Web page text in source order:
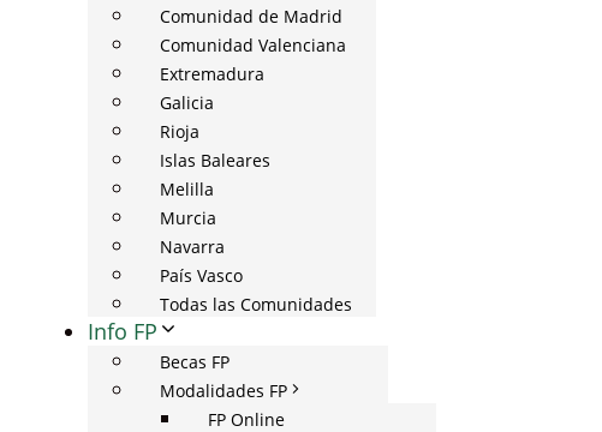
Comunidad de Madrid
Comunidad Valenciana
Extremadura
Galicia
Rioja
Islas Baleares
Melilla
Murcia
Navarra
País Vasco
Todas las Comunidades
Info FP
Becas FP
Modalidades FP
FP Online